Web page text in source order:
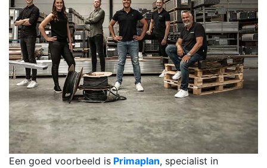
Een goed voorbeeld is Primaplan, specialist in